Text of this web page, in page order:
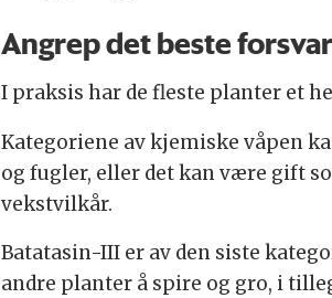
Angrep det beste forsvar
I praksis har de fleste planter et
Kategoriene av kjemiske våpen
og fugler, eller det kan være gift
vekstvilkår.
Batatasin-III er av den siste
andre planter å spire og gro, i